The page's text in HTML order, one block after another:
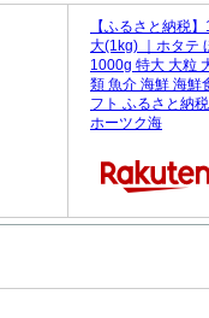
【ふるさと納税
大(1kg) ｜ホタテ
1000g 特大 大粒
類 魚介 海鮮 海鮮
フト ふるさと納
ホーツク海